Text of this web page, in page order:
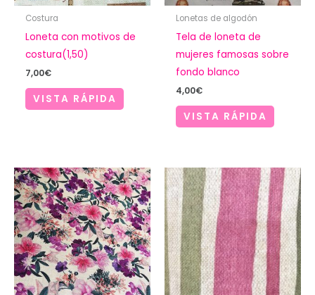
Costura
Loneta con motivos de
costura(1,50)
7,00€
VISTA RÁPIDA
Lonetas de algodón
Tela de loneta de
mujeres famosas sobre
fondo blanco
4,00€
VISTA RÁPIDA